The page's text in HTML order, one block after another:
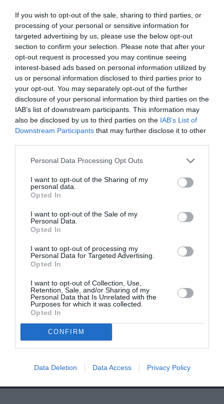
If you wish to opt-out of the sale, sharing to third parties, or
processing of your personal or sensitive information for
targeted advertising by us, please use the below opt-out
section to confirm your selection. Please note that after your
opt-out request is processed you may continue seeing
interest-based ads based on personal information utilized by
us or personal information disclosed to third parties prior to
your opt-out. You may separately opt-out of the further
disclosure of your personal information by third parties on the
IAB’s list of downstream participants. This information may
also be disclosed by us to third parties on the IAB’s List of
Downstream Participants that may further disclose it to other
Personal Data Processing Opt Outs
I want to opt-out of the Sharing of my
personal data.
Opted In
I want to opt-out of the Sale of my
Personal Data.
Opted In
I want to opt-out of processing my
Personal Data for Targeted Advertising.
Opted In
I want to opt-out of Collection, Use,
Retention, Sale, and/or Sharing of my
Personal Data that Is Unrelated with the
Purposes for which it was collected.
Opted In
CONFIRM
Data Deletion Data Access Privacy Policy
DERNIERS COMMENTAIRES
Tilo
a commenté l'article :
Airbus A320neo et A350 : un défaut latent de bouton
Thaïlande
a commenté l'article :
Il s’est masturbé sur une passagère endormie : trois ans
de prison et interdiction de séjour en Thaïlande
PUBLICITÉ
MASQUÉE
PSEUDONYME